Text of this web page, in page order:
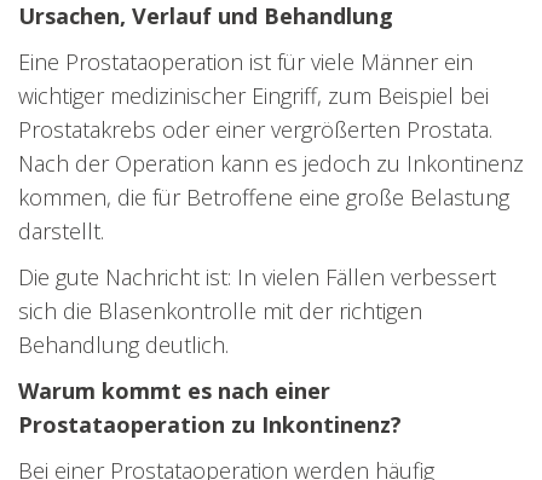
Ursachen, Verlauf und Behandlung
Eine Prostataoperation ist für viele Männer ein
wichtiger medizinischer Eingriff, zum Beispiel bei
Prostatakrebs oder einer vergrößerten Prostata.
Nach der Operation kann es jedoch zu Inkontinenz
kommen, die für Betroffene eine große Belastung
darstellt.
Die gute Nachricht ist: In vielen Fällen verbessert
sich die Blasenkontrolle mit der richtigen
Behandlung deutlich.
Warum kommt es nach einer
Prostataoperation zu Inkontinenz?
Bei einer Prostataoperation werden häufig